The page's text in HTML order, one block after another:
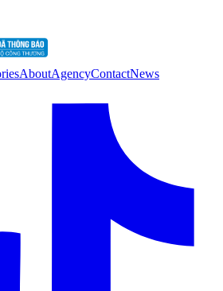
AboutAgencyContactNews